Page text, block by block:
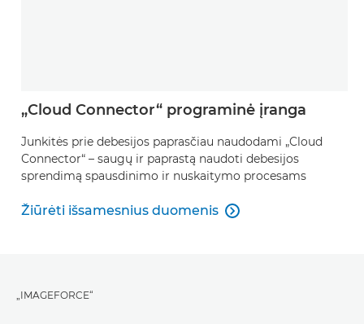
„Cloud Connector“ programinė įranga
Junkitės prie debesijos paprasčiau naudodami „Cloud
Connector“ – saugų ir paprastą naudoti debesijos
sprendimą spausdinimo ir nuskaitymo procesams
Žiūrėti išsamesnius duomenis
Žiūrėti išsamesnius duomenis

„IMAGEFORCE“